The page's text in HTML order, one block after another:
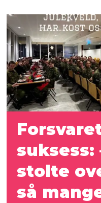
suksess:
stolte
så